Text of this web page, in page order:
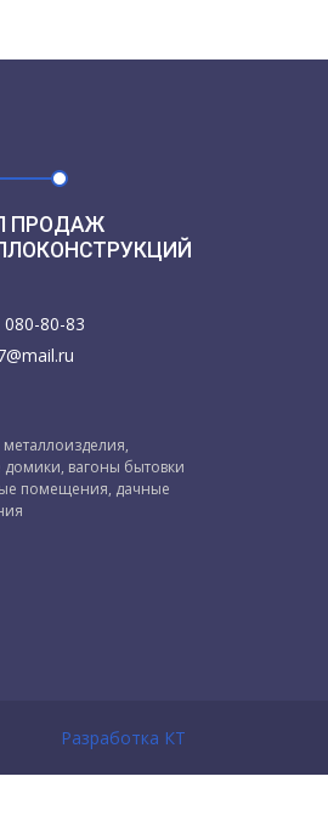
ПРОДАЖ
080-80-83
вагоны бытовки
помещения, дачные
Разработка КТ